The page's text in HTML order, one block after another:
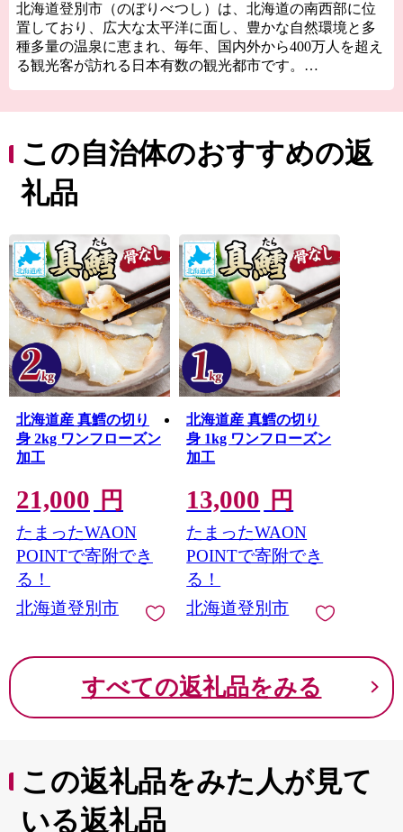
北海道登別市（のぼりべつし）は、北海道の南西部に位
置しており、広大な太平洋に面し、豊かな自然環境と多
種多量の温泉に恵まれ、毎年、国内外から400万人を超え
る観光客が訪れる日本有数の観光都市です。
登別市では、この恵まれた自然や温泉などの資源をまち
づくりに活かすとともに、「市民と行政による協働のま
ちづくり」を基本に、市民と行政がともに汗を流し、互
りに取り組んでいます。
ぜひ、登別市を応援してください！
================================
登別市市制施行50周年PR動画
登別市は令和2年8月1日に市制施行50周年を迎えました。
このPR動画は、市制施行50周年を迎えるに当たり作成し
たもので、「市民みんなで作ろう！」を合い言葉に、
『私の好きな登別』をテーマとして、登別が大好きなた
くさんの方が登場します。
登別の「好き」がたくさん詰まった本動画をぜひご覧く
ださい。
https://www.youtube.com/watch?v=-EuEAmsSwvI
レスバーへ貼り付けてご覧ください。）
■お問い合わせ先
北海道登別市ふるさと納税コールセンター
TEL：050-3090-1334 FAX：092-406-6747
メールアドレス：h.noboribetsu@do-furusato.jp
営業時間：9：00～17：15（土日祝・年末年始休み）
〒584-8790
大阪府富田林市中野東2の3の69
株式会社コーユービジネス内 01230
北海道登別市 ふるさと納税ワンストップ特例申請書類受
この自治体のおすすめの返
礼品
北海道産 真鱈の切り
身 2kg ワンフローズン
加工
21,000 円
たまったWAON
POINTで寄附でき
る！
北海道登別市
北海道産 真鱈の切り
身 1kg ワンフローズン
加工
13,000 円
たまったWAON
POINTで寄附でき
る！
北海道登別市
すべての返礼品をみる
この返礼品をみた人が見て
いる返礼品